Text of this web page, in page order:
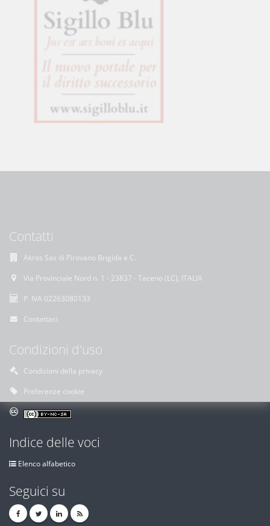
Contatti
Akros Sas di Pirovano Brigida e C.
Via Provinciale Nord n. 1 - 23837 - Taceno (LC), ITALIA
P. IVA 02263080133
Contattaci
Condizioni d'uso
Condizioni della privacy
Preferenze cookie
Indice delle voci
Elenco alfabetico
Seguici su